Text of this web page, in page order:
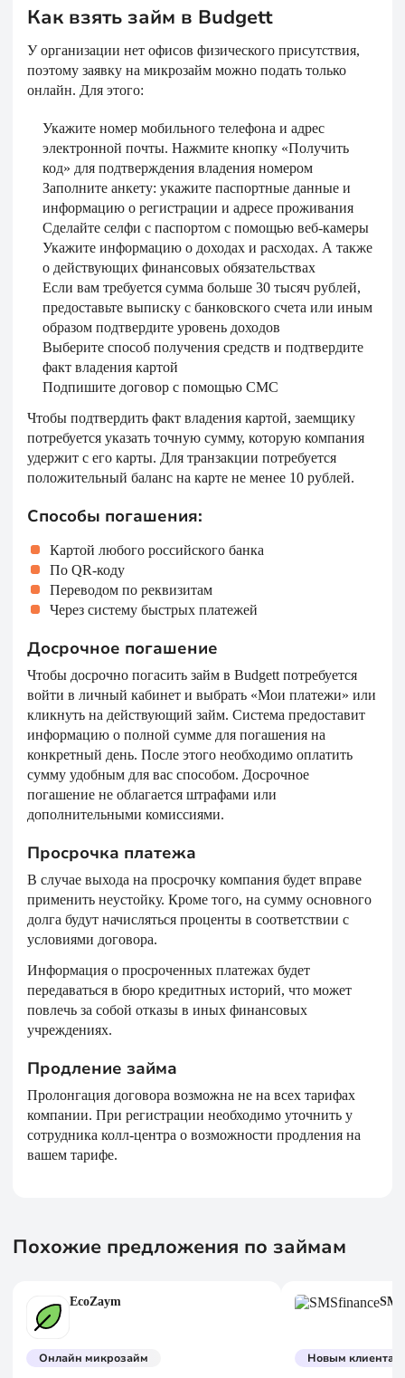
Как взять займ в Budgett
У организации нет офисов физического присутствия,
поэтому заявку на микрозайм можно подать только
онлайн. Для этого:
Укажите номер мобильного телефона и адрес
электронной почты. Нажмите кнопку «Получить
код» для подтверждения владения номером
Заполните анкету: укажите паспортные данные и
информацию о регистрации и адресе проживания
Сделайте селфи с паспортом с помощью веб-камеры
Укажите информацию о доходах и расходах. А также
о действующих финансовых обязательствах
Если вам требуется сумма больше 30 тысяч рублей,
предоставьте выписку с банковского счета или иным
образом подтвердите уровень доходов
Выберите способ получения средств и подтвердите
факт владения картой
Подпишите договор с помощью СМС
Чтобы подтвердить факт владения картой, заемщику
потребуется указать точную сумму, которую компания
удержит с его карты. Для транзакции потребуется
положительный баланс на карте не менее 10 рублей.
Способы погашения:
Картой любого российского банка
По QR-коду
Переводом по реквизитам
Через систему быстрых платежей
Досрочное погашение
Чтобы досрочно погасить займ в Budgett потребуется
войти в личный кабинет и выбрать «Мои платежи» или
кликнуть на действующий займ. Система предоставит
информацию о полной сумме для погашения на
конкретный день. После этого необходимо оплатить
сумму удобным для вас способом. Досрочное
погашение не облагается штрафами или
дополнительными комиссиями.
Просрочка платежа
В случае выхода на просрочку компания будет вправе
применить неустойку. Кроме того, на сумму основного
долга будут начисляться проценты в соответствии с
условиями договора.
Информация о просроченных платежах будет
передаваться в бюро кредитных историй, что может
повлечь за собой отказы в иных финансовых
учреждениях.
Продление займа
Пролонгация договора возможна не на всех тарифах
компании. При регистрации необходимо уточнить у
сотрудника колл-центра о возможности продления на
вашем тарифе.
Похожие предложения по займам
EcoZaym
Онлайн микрозайм Новым клиентам